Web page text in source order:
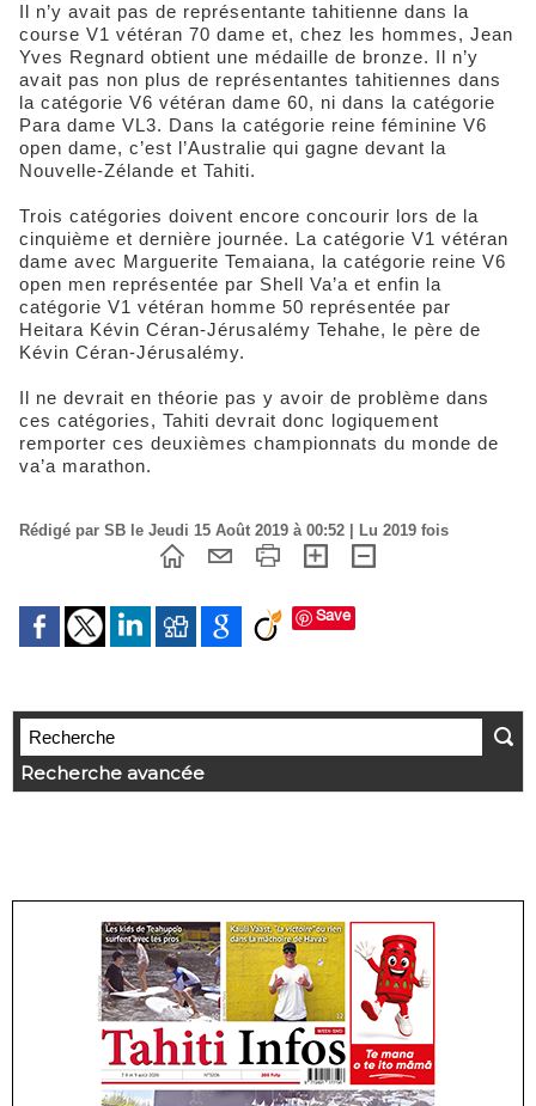
Il n’y avait pas de représentante tahitienne dans la
course V1 vétéran 70 dame et, chez les hommes, Jean
Yves Regnard obtient une médaille de bronze. Il n’y
avait pas non plus de représentantes tahitiennes dans
la catégorie V6 vétéran dame 60, ni dans la catégorie
Para dame VL3. Dans la catégorie reine féminine V6
open dame, c’est l’Australie qui gagne devant la
Nouvelle-Zélande et Tahiti.
Trois catégories doivent encore concourir lors de la
cinquième et dernière journée. La catégorie V1 vétéran
dame avec Marguerite Temaiana, la catégorie reine V6
open men représentée par Shell Va’a et enfin la
catégorie V1 vétéran homme 50 représentée par
Heitara Kévin Céran-Jérusalémy Tehahe, le père de
Kévin Céran-Jérusalémy.
Il ne devrait en théorie pas y avoir de problème dans
ces catégories, Tahiti devrait donc logiquement
remporter ces deuxièmes championnats du monde de
va’a marathon.
Rédigé par SB le Jeudi 15 Août 2019 à 00:52 | Lu 2019 fois
Save
Recherche avancée